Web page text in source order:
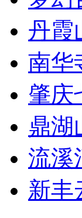
丹霞
南华
肇庆
鼎湖
流溪
新丰